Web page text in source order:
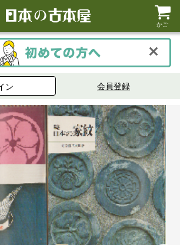
かご
ン 会員登録